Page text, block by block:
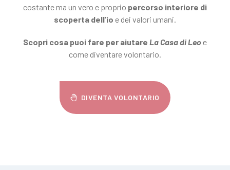
costante ma un vero e proprio percorso interiore di
scoperta dell’io e dei valori umani.
Scopri cosa puoi fare per aiutare La Casa di Leo e
come diventare volontario.
DIVENTA VOLONTARIO